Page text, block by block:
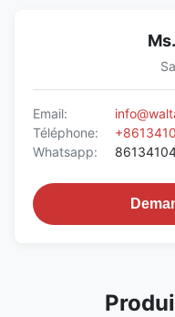
Email:
Téléphone:
Whatsapp: